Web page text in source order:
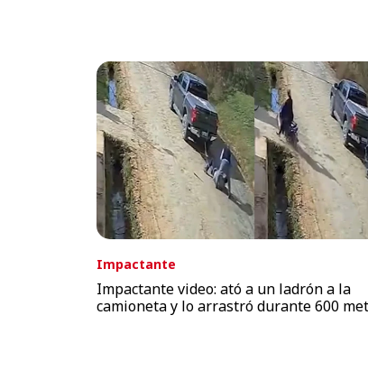
Impactante
Impactante video: ató a un ladrón a la
camioneta y lo arrastró durante 600